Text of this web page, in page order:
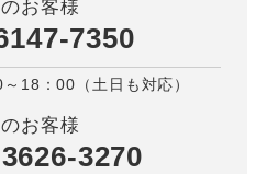
お客様
7350
18：00（土日も対応）
お客様
3270